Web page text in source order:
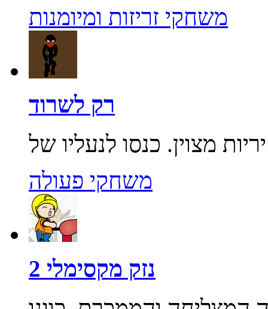
משחקי זריזות ומיומנות
רק לשרוד
משחקי פעולה
נזק מקסימלי 2